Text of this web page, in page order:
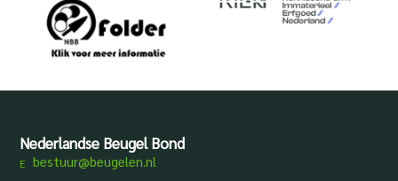
Nederlandse Beugel Bond
bestuur@beugelen.nl